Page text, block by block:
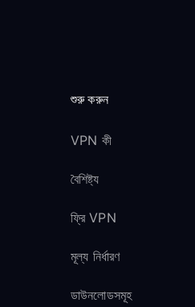
শুরু করুন
VPN কী
বৈশিষ্ট্য
ফ্রি VPN
মূল্য নির্ধারণ
ডাউনলোডসমূহ